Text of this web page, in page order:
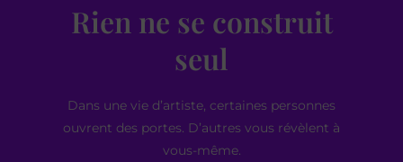
Rien ne se construit
seul
Dans une vie d’artiste, certaines personnes
ouvrent des portes. D’autres vous révèlent à
vous-même.